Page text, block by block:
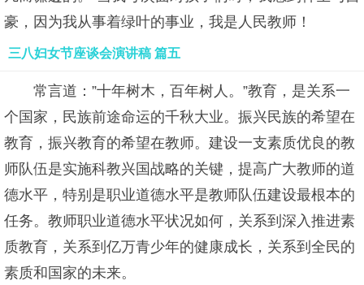
豪，因为我从事着绿叶的事业，我是人民教师！
三八妇女节座谈会演讲稿 篇五
常言道：”十年树木，百年树人。”教育，是关系一
个国家，民族前途命运的千秋大业。振兴民族的希望在
教育，振兴教育的希望在教师。建设一支素质优良的教
师队伍是实施科教兴国战略的关键，提高广大教师的道
德水平，特别是职业道德水平是教师队伍建设最根本的
任务。教师职业道德水平状况如何，关系到深入推进素
质教育，关系到亿万青少年的健康成长，关系到全民的
素质和国家的未来。